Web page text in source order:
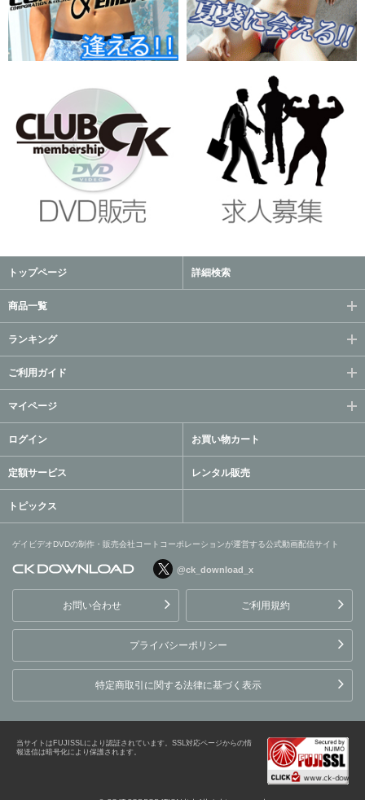
トップページ 詳細検索
商品一覧
ランキング
ご利用ガイド
マイページ
ログイン お買い物カート
定額サービス レンタル販売
トピックス
ゲイビデオDVDの制作・販売会社コートコーポレーションが運営する公式動画配信サイト
ョンが運営する公式動画配
信サイト
@ck_download_x
お問い合わせ ご利用規約
プライバシーポリシー
特定商取引に関する法律に基づく表示
当サイトはFUJISSLにより認証されています。SSL対応ページからの情
報送信は暗号化により保護されます。